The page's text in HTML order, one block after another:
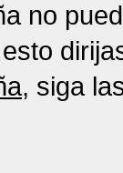
no
, siga